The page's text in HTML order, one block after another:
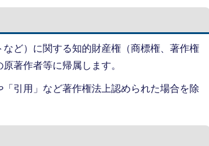
ど）に関する知的財産権（商標権、著作権
著作者等に帰属します。
引用」など著作権法上認められた場合を除